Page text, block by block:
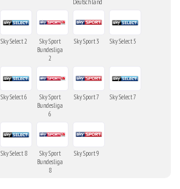
Sky Select 2
Sky Sport
Bundesliga
2
Sky Sport 3 Sky Select 5
Sky Select 6
Sky Sport
Bundesliga
6
Sky Sport 7 Sky Select 7
Sky Select 8
Sky Sport
Bundesliga
8
Sky Sport 9